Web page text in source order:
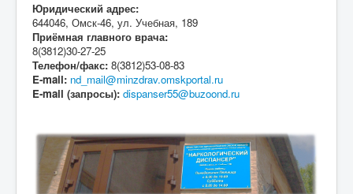
Юридический адрес:
644046, Омск-46, ул. Учебная, 189
Приёмная главного врача:
8(3812)30-27-25
Телефон/факс: 8(3812)53-08-83
E-mail: nd_mail@minzdrav.omskportal.ru
E-mail (запросы): dispanser55@buzoond.ru